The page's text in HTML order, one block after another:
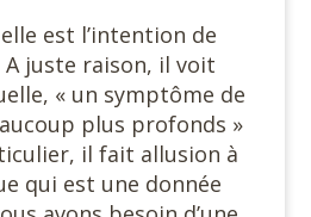
est l’intention de
A juste raison, il voit
« un symptôme de
plus profonds »
il fait allusion à
qui est une donnée